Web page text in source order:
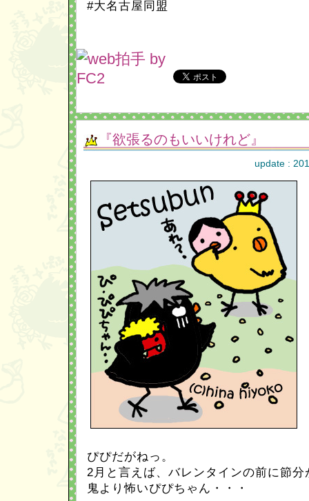
#大名古屋同盟
『欲張るのもいいけれど』
update :
ぴぴだがねっ。
2月と言えば、バレンタインの前に節分
鬼より怖いぴぴちゃん・・・